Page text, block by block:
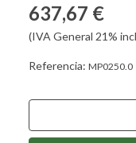
637,67 €
(IVA General 21%
Referencia: MP0250.0